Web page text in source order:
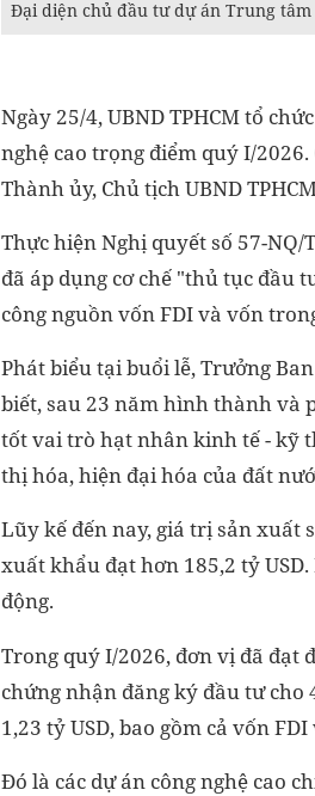
Đại diện chủ đầu tư dự án Trung tâm
Ngày 25/4, UBND TPHCM tổ
nghệ cao trọng điểm quý I/
Thành ủy, Chủ tịch UBND
Thực hiện Nghị quyết số 57-
đã áp dụng cơ chế "thủ tục đầu
công nguồn vốn FDI và vốn
Phát biểu tại buổi lễ, Trưởng
biết, sau 23 năm hình thành và
tốt vai trò hạt nhân kinh tế - kỹ
thị hóa, hiện đại hóa của đất
Lũy kế đến nay, giá trị sản xuất
xuất khẩu đạt hơn 185,2 tỷ
động.
Trong quý I/2026, đơn vị đã đạt
chứng nhận đăng ký đầu tư cho
1,23 tỷ USD, bao gồm cả vốn
Đó là các dự án công nghệ cao